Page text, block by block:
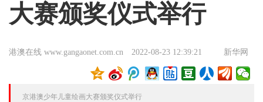
大赛颁奖仪式举行
港澳在线 www.gangaonet.com.cn 2022-08-23 12:39:21 新华网
京港澳少年儿童绘画大赛颁奖仪式举行